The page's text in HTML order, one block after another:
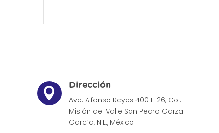

Dirección
Ave. Alfonso Reyes 400 L-26, Col.
Misión del Valle San Pedro Garza
García, N.L., México